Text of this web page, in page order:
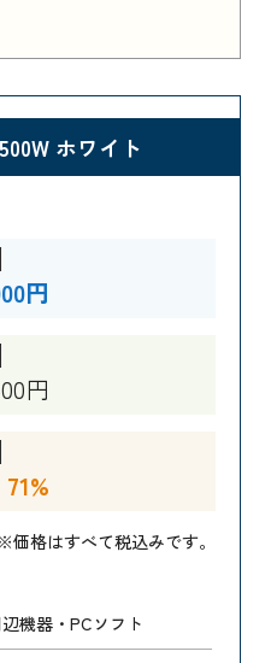
ホワイト
円
円
71%
※価格はすべて税込みです。
機器・PCソフト